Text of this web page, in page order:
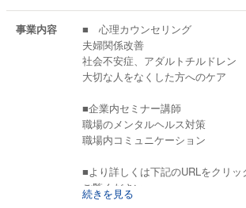
事業内容
■ 心理カウンセリング
夫婦関係改善
社会不安症、アダルトチルドレン
大切な人をなくした方へのケア
■企業内セミナー講師
職場のメンタルヘルス対策
職場内コミュニケーション
■より詳しくは下記のURLをクリ
ご覧ください。
↓ ↓ ↓ ↓ ↓
続きを見る